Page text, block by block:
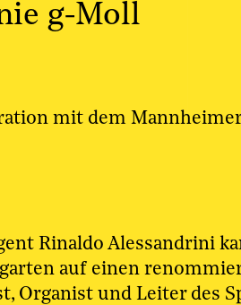
g-Moll
mit dem
Rinaldo Alessandrini
auf einen
Organist und Leiter des